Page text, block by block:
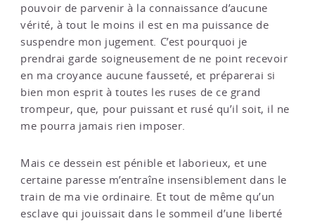
pouvoir de parvenir à la connaissance d’aucune
vérité, à tout le moins il est en ma puissance de
suspendre mon jugement. C’est pourquoi je
prendrai garde soigneusement de ne point recevoir
en ma croyance aucune fausseté, et préparerai si
bien mon esprit à toutes les ruses de ce grand
trompeur, que, pour puissant et rusé qu’il soit, il ne
me pourra jamais rien imposer.
Mais ce dessein est pénible et laborieux, et une
certaine paresse m’entraîne insensiblement dans le
train de ma vie ordinaire. Et tout de même qu’un
esclave qui jouissait dans le sommeil d’une liberté